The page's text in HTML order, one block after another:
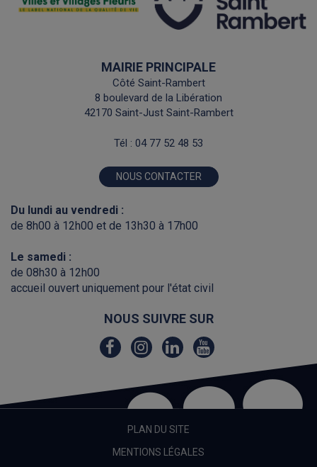
MAIRIE PRINCIPALE
Côté Saint-Rambert
8 boulevard de la Libération
42170 Saint-Just Saint-Rambert
Tél : 04 77 52 48 53
NOUS CONTACTER
Du lundi au vendredi :
de 8h00 à 12h00 et de 13h30 à 17h00
Le samedi :
de 08h30 à 12h00
accueil ouvert uniquement pour l'état civil
NOUS SUIVRE SUR
Lien
vers
compte
Facebook
Lien
vers
compte
Instagram
Lien
vers
le
compte
Linkedin
Lien
la
chaîne
Youtube
PLAN DU SITE
MENTIONS LÉGALES